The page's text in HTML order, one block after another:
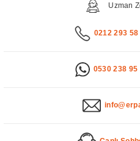
Uzman
0212 293 58
0530 238 95